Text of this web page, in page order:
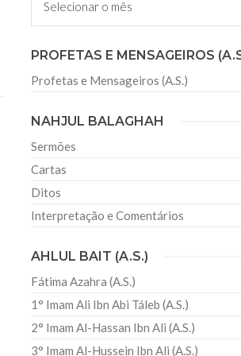
República Islâmica do Irã
o Centro Islâmico no Brasil recebeu em
das Relações Exteriores da República
PROFETAS E MENSAGEIROS
Profetas e Mensageiros (A.S.)
NAHJUL BALAGHAH
Sermões
Cartas
Ditos
Interpretação e Comentários
AHLUL BAIT (A.S.)
Fátima Azahra (A.S.)
1° Imam Ali Ibn Abi Táleb (A.S.)
2° Imam Al-Hassan Ibn Ali (A.S.)
3° Imam Al-Hussein Ibn Ali (A.S.)